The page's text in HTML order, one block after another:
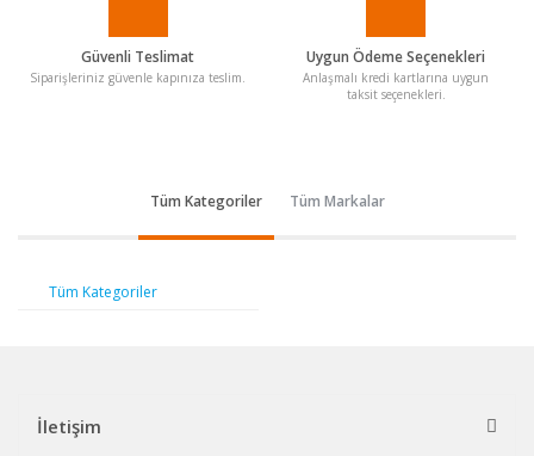
Güvenli Teslimat
Siparişleriniz güvenle kapınıza teslim.
Uygun Ödeme Seçenekleri
Anlaşmalı kredi kartlarına uygun
taksit seçenekleri.
Tüm Kategoriler Tüm Markalar
Tüm Kategoriler
İletişim